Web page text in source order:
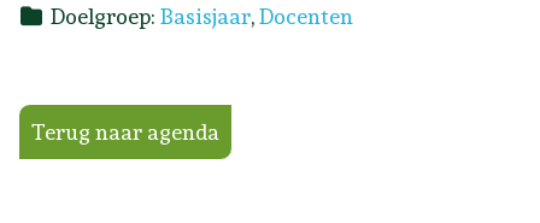
Doelgroep: Basisjaar,Docenten
Terug naar agenda